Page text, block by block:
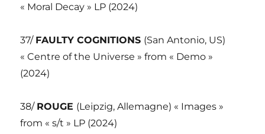
« Moral Decay » LP (2024)
37/ FAULTY COGNITIONS (San Antonio, US)
« Centre of the Universe » from « Demo »
(2024)
38/ ROUGE (Leipzig, Allemagne) « Images »
from « s/t » LP (2024)